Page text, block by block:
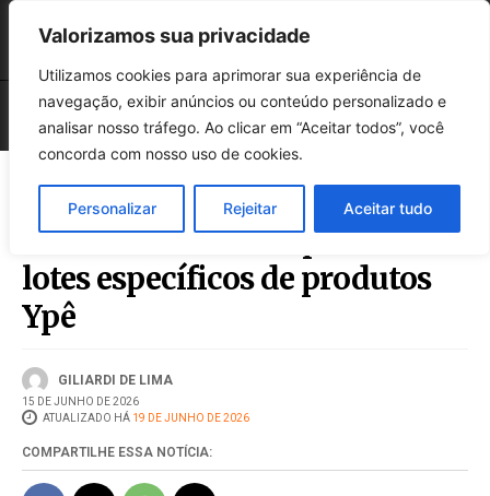
Valorizamos sua privacidade
Utilizamos cookies para aprimorar sua experiência de
navegação, exibir anúncios ou conteúdo personalizado e
analisar nosso tráfego. Ao clicar em “Aceitar todos”, você
concorda com nosso uso de cookies.
Personalizar Rejeitar Aceitar tudo
Anvisa mantém suspensão de
lotes específicos de produtos
Ypê
GILIARDI DE LIMA
15 DE JUNHO DE 2026
ATUALIZADO HÁ 19 DE JUNHO DE 2026
COMPARTILHE ESSA NOTÍCIA: